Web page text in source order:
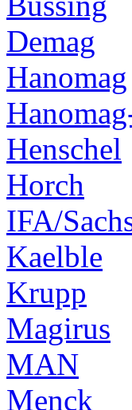
Demag
Hanomag
Henschel
Horch
IFA/
Kaelble
Krupp
Magirus
MAN
Menck